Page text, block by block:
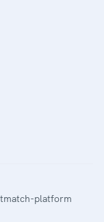
platform